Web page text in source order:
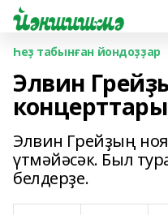
Һеҙ табынған йондоҙҙар
Элвин
Элвин Грейҙың
үтмәйәсәк. Был
белдерҙе.